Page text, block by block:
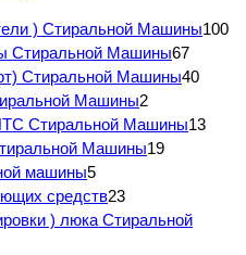
) Стиральной Машины100
Стиральной Машины67
Стиральной Машины40
Машины2
Стиральной Машины13
Машины19
машины5
средств23
) люка Стиральной